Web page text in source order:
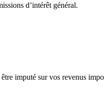
d’intérêt général.
imputé sur vos revenus